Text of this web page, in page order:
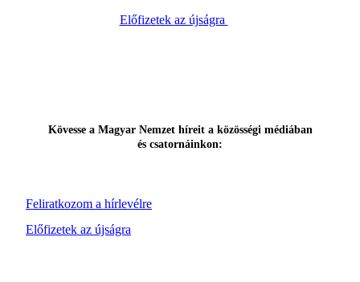
Előfizetek az újságra
Feliratkozom a hírlevélre
Kövesse a Magyar Nemzet híreit a közösségi médiában
és csatornáinkon:
Előfizetek az újságra